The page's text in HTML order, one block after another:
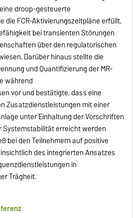
droop-gesteuerte
die FCR-Aktivierungszeitpläne erfüllt,
bei transienten Störungen
über den regulatorischen
Darüber hinaus stellte die
und Quantifizierung der MR-
während
vor und bestätigte, dass eine
Zusatzdienstleistungen mit einer
unter Einhaltung der Vorschriften
erreicht werden
bei den Teilnehmern auf positive
des integrierten Ansatzes
in
Trägheit.